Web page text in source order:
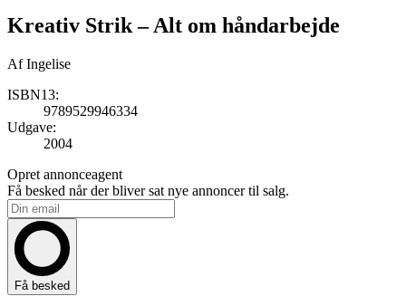
Kreativ Strik– Alt om håndarbejde
AfIngelise
ISBN13:
9789529946334
Udgave:
2004
Opret annonceagent
Få besked når der bliver sat nye annoncer til salg.
Få besked